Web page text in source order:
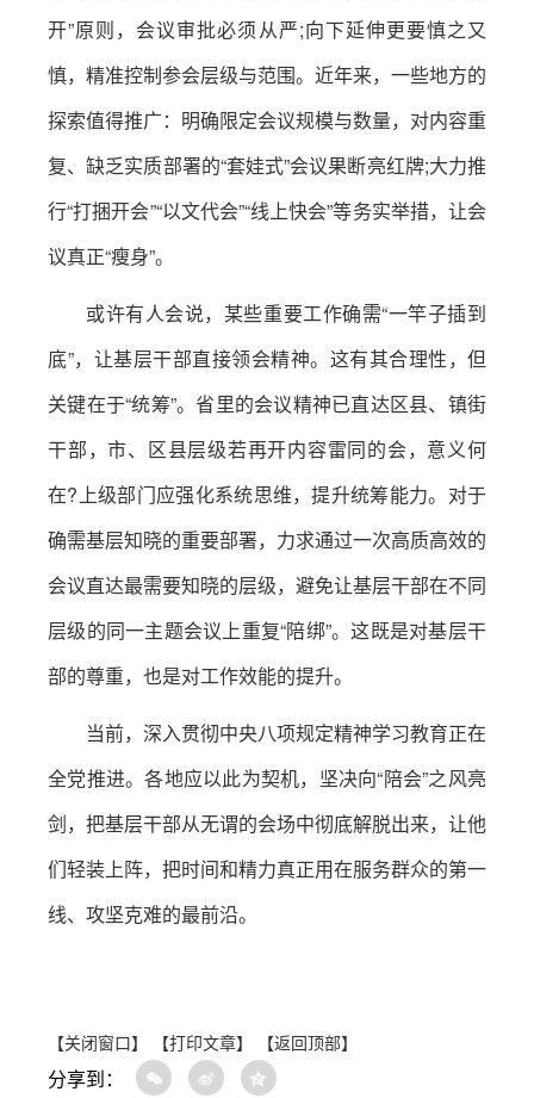
开”原则，会议审批必须从严;向下延伸更要慎之又
慎，精准控制参会层级与范围。近年来，一些地方的
探索值得推广：明确限定会议规模与数量，对内容重
复、缺乏实质部署的“套娃式”会议果断亮红牌;大力推
行“打捆开会”“以文代会”“线上快会”等务实举措，让会
议真正“瘦身”。
或许有人会说，某些重要工作确需“一竿子插到
底”，让基层干部直接领会精神。这有其合理性，但
关键在于“统筹”。省里的会议精神已直达区县、镇街
干部，市、区县层级若再开内容雷同的会，意义何
在?上级部门应强化系统思维，提升统筹能力。对于
确需基层知晓的重要部署，力求通过一次高质高效的
会议直达最需要知晓的层级，避免让基层干部在不同
层级的同一主题会议上重复“陪绑”。这既是对基层干
部的尊重，也是对工作效能的提升。
当前，深入贯彻中央八项规定精神学习教育正在
全党推进。各地应以此为契机，坚决向“陪会”之风亮
剑，把基层干部从无谓的会场中彻底解脱出来，让他
们轻装上阵，把时间和精力真正用在服务群众的第一
线、攻坚克难的最前沿。
【关闭窗口】 【打印文章】 【返回顶部】
分享到：